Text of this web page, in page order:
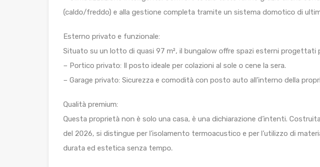
(caldo/freddo) e alla gestione completa tramite un sistema domotico di
Esterno privato e funzionale:
Situato su un lotto di quasi 97 m², il bungalow offre spazi esterni progettati
– Portico privato: Il posto ideale per colazioni al sole o cene la sera.
– Garage privato: Sicurezza e comodità con posto auto all’interno della
Qualità premium:
Questa proprietà non è solo una casa, è una dichiarazione d’intenti.
del 2026, si distingue per l’isolamento termoacustico e per l’utilizzo di
durata ed estetica senza tempo.